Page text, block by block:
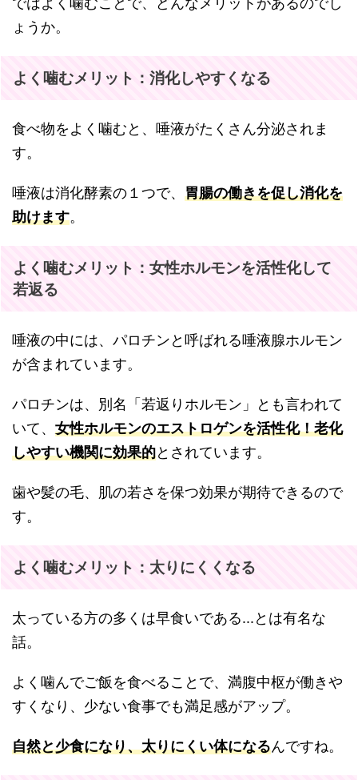
ょうか。
よく噛むメリット：消化しやすくなる
食べ物をよく噛むと、唾液がたくさん分泌されま
す。
唾液は消化酵素の１つで、 胃腸の働きを促し消化を
助けます。
よく噛むメリット：女性ホルモンを活性化して
若返る
唾液の中には、パロチンと呼ばれる唾液腺ホルモン
が含まれています。
パロチンは、別名「若返りホルモン」とも言われて
いて、 女性ホルモンのエストロゲンを活性化！老化
しやすい機関に効果的とされています。
歯や髪の毛、肌の若さを保つ効果が期待できるので
す。
よく噛むメリット：太りにくくなる
太っている方の多くは早食いである...とは有名な
話。
よく噛んでご飯を食べることで、満腹中枢が働きや
すくなり、少ない食事でも満足感がアップ。
自然と少食になり、太りにくい体になるんですね。